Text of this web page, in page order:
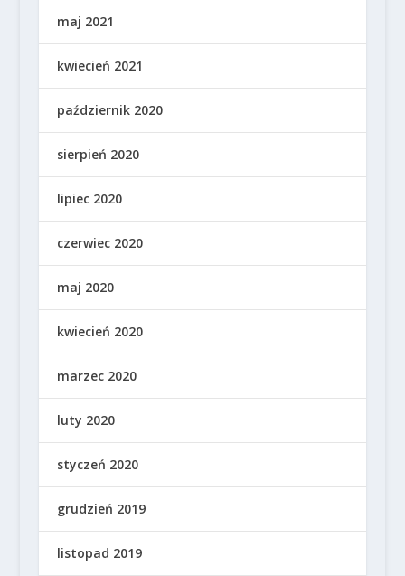
maj 2021
kwiecień 2021
październik 2020
sierpień 2020
lipiec 2020
czerwiec 2020
maj 2020
kwiecień 2020
marzec 2020
luty 2020
styczeń 2020
grudzień 2019
listopad 2019